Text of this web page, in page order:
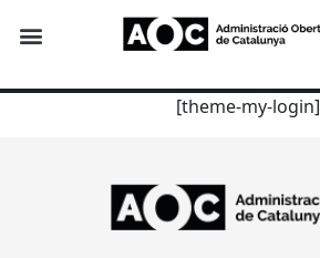
[theme-my-login]